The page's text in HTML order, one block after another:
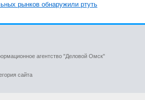
рынков обнаружили ртуть
агентство "Деловой Омск"
сайта